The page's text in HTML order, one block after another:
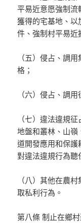
平易近意愿強制流
獲得的宅基地、
件、強制村平易近
（五）侵占、調
格；
（六）侵占、調
（七）違法違規
地盤和叢林、山
道開發應用和保護
對違法違規行為聽
（八）其他在農
取私利行為。
第八條 制止在鄉